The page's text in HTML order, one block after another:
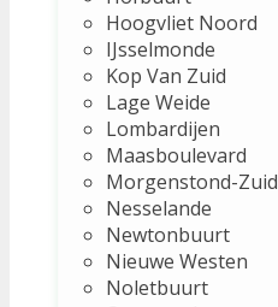
Hoogvliet Noord
IJsselmonde
Kop Van Zuid
Lage Weide
Lombardijen
Maasboulevard
Morgenstond-Zuid
Nesselande
Newtonbuurt
Nieuwe Westen
Noletbuurt